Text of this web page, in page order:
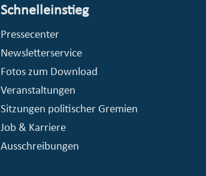
Schnelleinstieg
Pressecenter
Newsletterservice
Fotos zum Download
Veranstaltungen
Sitzungen politischer Gremien
Job & Karriere
Ausschreibungen
© Stadt Essen, Presse- und Kommunikationsamt